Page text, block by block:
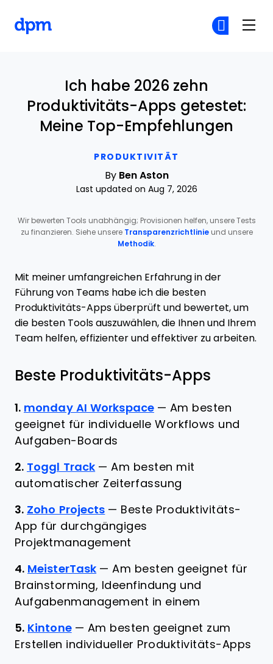
PRODUKTIVITÄT
Ich habe 2026 zehn
Produktivitäts-Apps getestet:
Meine Top-Empfehlungen
By Ben Aston
Last updated on Aug 7, 2026
Wir bewerten Tools unabhängig; Provisionen helfen, unsere Tests
zu finanzieren. Siehe unsere Transparenzrichtlinieund unsere
Methodik.
Mit meiner umfangreichen Erfahrung in der
Führung von Teams habe ich die besten
Produktivitäts-Apps überprüft und bewertet, um
die besten Tools auszuwählen, die Ihnen und Ihrem
Team helfen, effizienter und effektiver zu arbeiten.
Beste Produktivitäts-Apps
1. monday AI Workspace — Am besten
geeignet für individuelle Workflows und
Aufgaben-Boards
2. Toggl Track —Am besten mit
automatischer Zeiterfassung
3. Zoho Projects — Beste Produktivitäts-
App für durchgängiges
Projektmanagement
4. MeisterTask —Am besten geeignet für
Brainstorming, Ideenfindung und
Aufgabenmanagement in einem
5. Kintone — Am besten geeignet zum
Erstellen individueller Produktivitäts-Apps